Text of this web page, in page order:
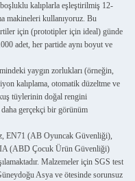
kalıplarla eşleştirilmiş 12-
makineleri kullanıyoruz. Bu
için (prototipler için ideal) günde
adet, her partide aynı boyut ve
yaygın zorlukları (örneğin,
kalıplama, otomatik düzeltme ve
tüylerinin doğal rengini
gerçekçi bir görünüm
EN71 (AB Oyuncak Güvenliği),
(ABD Çocuk Ürün Güvenliği)
Malzemeler için SGS test
Asya ve ötesinde sorunsuz